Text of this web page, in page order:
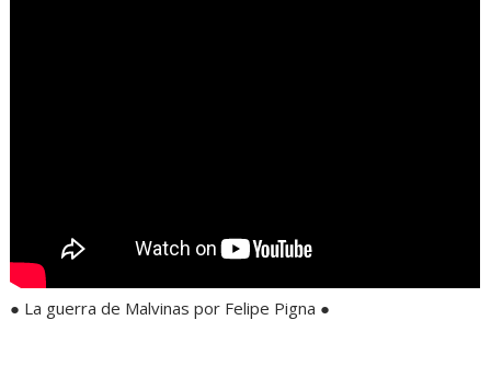
● La guerra de Malvinas por Felipe Pigna ●